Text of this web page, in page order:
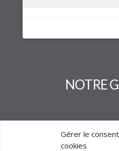
Gérer le
cookies
NOTRE